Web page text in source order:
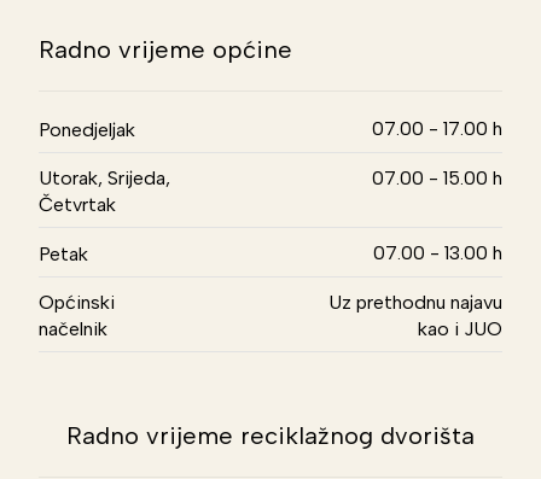
Radno vrijeme općine
Ponedjeljak 07.00 - 17.00 h
Utorak, Srijeda,
Četvrtak
07.00 - 15.00 h
Petak 07.00 - 13.00 h
Općinski
načelnik
Uz prethodnu najavu
kao i JUO
Radno vrijeme reciklažnog dvorišta